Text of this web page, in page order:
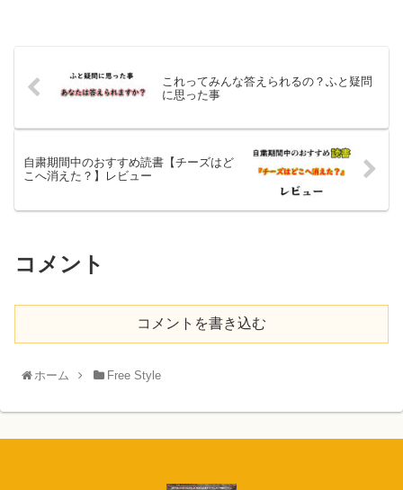
これってみんな答えられるの？ふと疑問
に思った事
自粛期間中のおすすめ読書【チーズはど
こへ消えた？】レビュー
コメント
コメントを書き込む
ホーム Free Style